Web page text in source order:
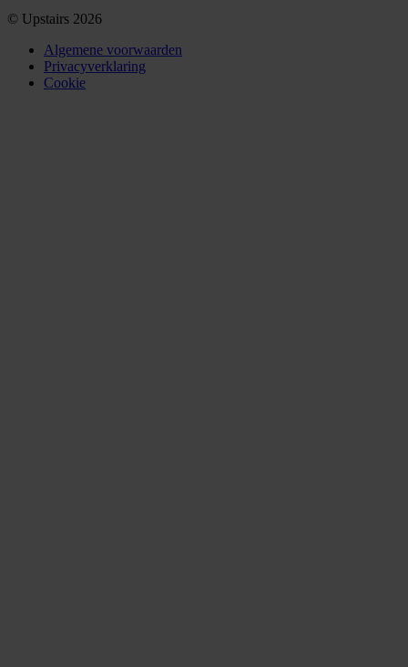
© Upstairs 2026
Algemene voorwaarden
Privacyverklaring
Cookie